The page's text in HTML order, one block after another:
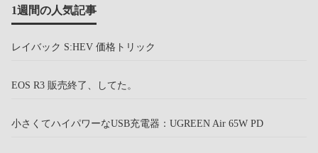
1週間の人気記事
レイバック S:HEV 価格トリック
EOS R3 販売終了、してた。
小さくてハイパワーなUSB充電器：UGREEN Air 65W PD